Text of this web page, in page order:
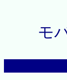
モ